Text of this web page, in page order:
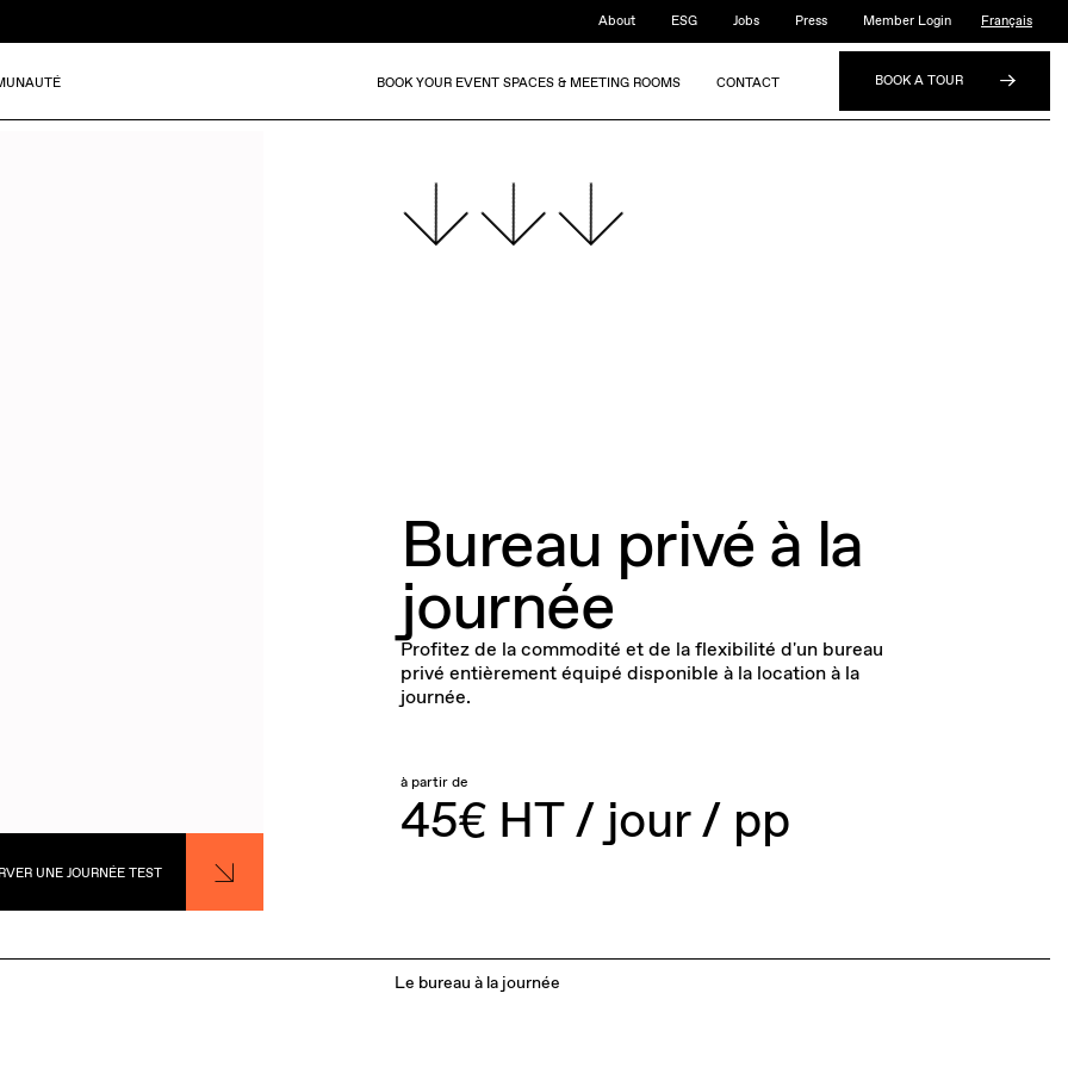
About ESG Jobs Press Member Login Français
BOOK YOUR EVENT SPACES & MEETING ROOMS CONTACT BOOK A TOUR
UNE JOURNÉE TEST
Bureau privé à la
journée
Profitez de la commodité et de la flexibilité d'un bureau
privé entièrement équipé disponible à la location à la
journée.
à partir de
45€ HT / jour / pp
Le bureau à la journée